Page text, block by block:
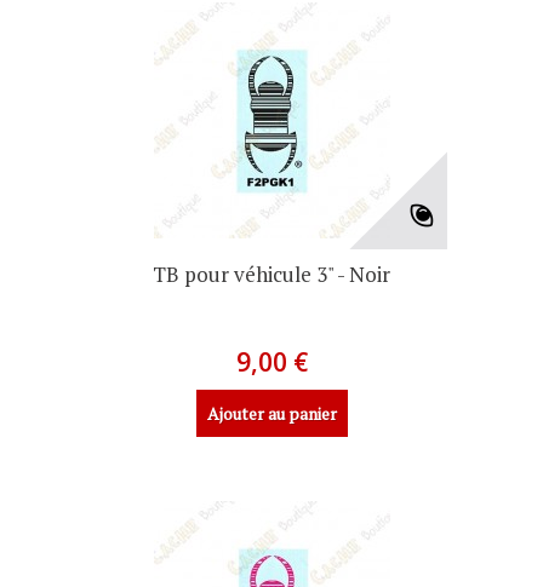
TB pour véhicule 3" - Noir
9,00 €
Ajouter au panier